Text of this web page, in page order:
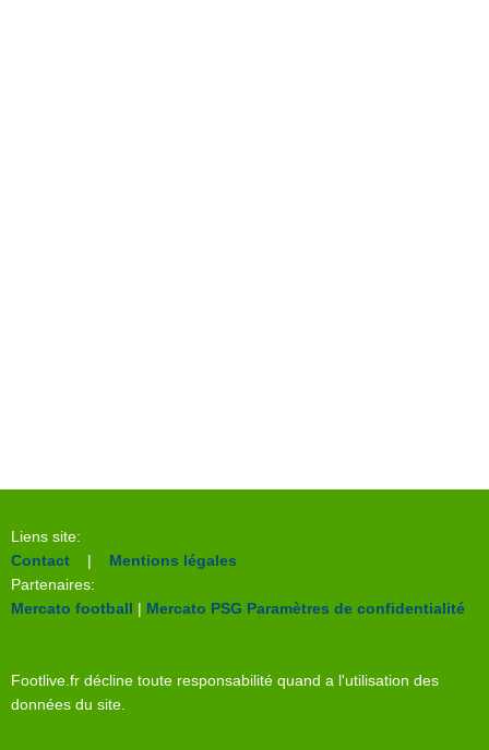
Liens site:
Contact | Mentions légales
Partenaires:
Mercato football | Mercato PSG Paramètres de confidentialité
Footlive.fr décline toute responsabilité quand a l'utilisation des
données du site.